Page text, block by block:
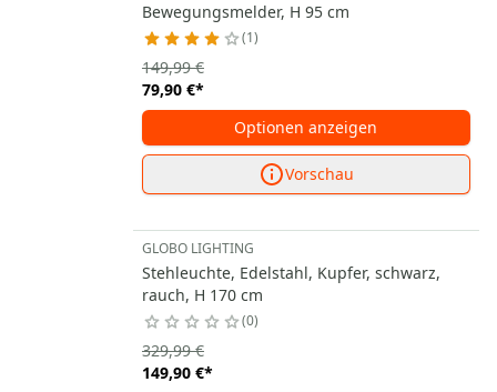
Bewegungsmelder, H 95 cm
1
79,90 €*
149,99 €
Optionen anzeigen
Vorschau
GLOBO LIGHTING
Stehleuchte, Edelstahl, Kupfer, schwarz,
rauch, H 170 cm
0
149,90 €*
329,99 €